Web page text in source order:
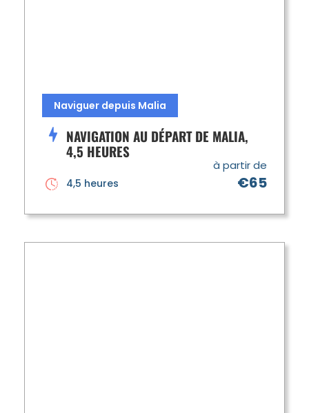
Naviguer depuis Malia
NAVIGATION AU DÉPART DE MALIA,
4,5 HEURES
à partir de
€65
4,5 heures